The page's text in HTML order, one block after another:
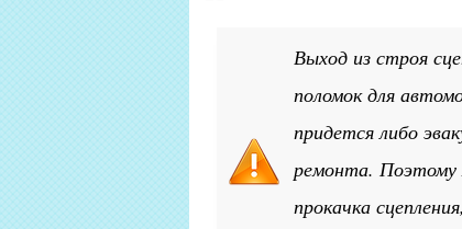
Выход из строя
поломок для
придется либо
ремонта. Поэтому
прокачка